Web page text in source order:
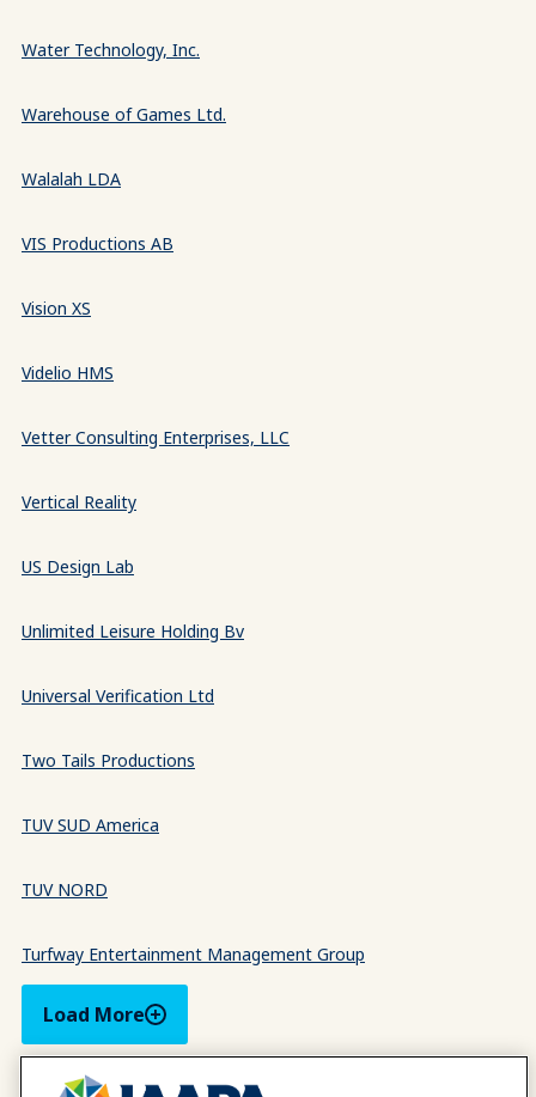
Water Technology, Inc.
Warehouse of Games Ltd.
Walalah LDA
VIS Productions AB
Vision XS
Videlio HMS
Vetter Consulting Enterprises, LLC
Vertical Reality
US Design Lab
Unlimited Leisure Holding Bv
Universal Verification Ltd
Two Tails Productions
TUV SUD America
TUV NORD
Turfway Entertainment Management Group
Load More